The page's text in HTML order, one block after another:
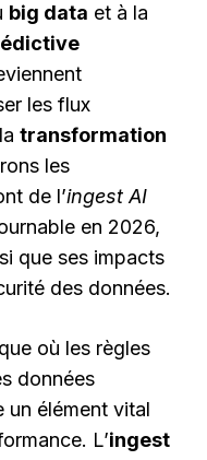
big data et à la
les flux
transformation
les
de l’ingest AI
en 2026,
que ses impacts
des données.
où les règles
données
un élément vital
L’ingest